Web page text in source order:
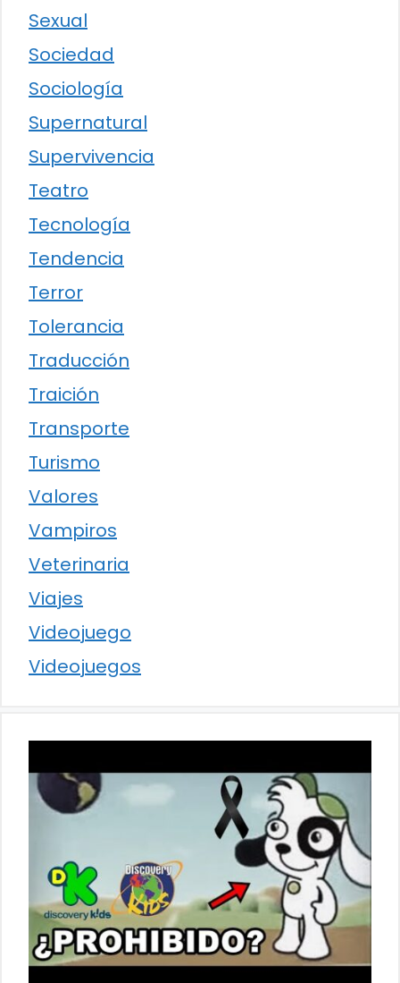
Sexual
Sociedad
Sociología
Supernatural
Supervivencia
Teatro
Tecnología
Tendencia
Terror
Tolerancia
Traducción
Traición
Transporte
Turismo
Valores
Vampiros
Veterinaria
Viajes
Videojuego
Videojuegos